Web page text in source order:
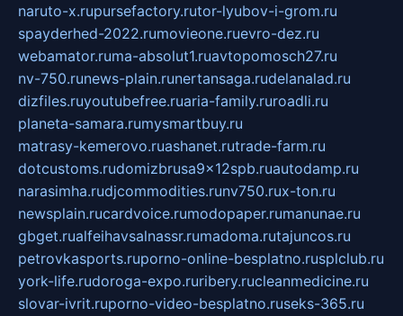
naruto-x.rupursefactory.rutor-lyubov-i-grom.ru
spayderhed-2022.rumovieone.ruevro-dez.ru
webamator.ruma-absolut1.ruavtopomosch27.ru
nv-750.runews-plain.runertansaga.rudelanalad.ru
dizfiles.ruyoutubefree.ruaria-family.ruroadli.ru
planeta-samara.rumysmartbuy.ru
matrasy-kemerovo.ruashanet.rutrade-farm.ru
dotcustoms.rudomizbrusa9x12spb.ruautodamp.ru
narasimha.rudjcommodities.runv750.rux-ton.ru
newsplain.rucardvoice.rumodopaper.rumanunae.ru
gbget.rualfeihavsalnassr.rumadoma.rutajuncos.ru
petrovkasports.ruporno-online-besplatno.rusplclub.ru
york-life.rudoroga-expo.ruribery.rucleanmedicine.ru
slovar-ivrit.ruporno-video-besplatno.ruseks-365.ru